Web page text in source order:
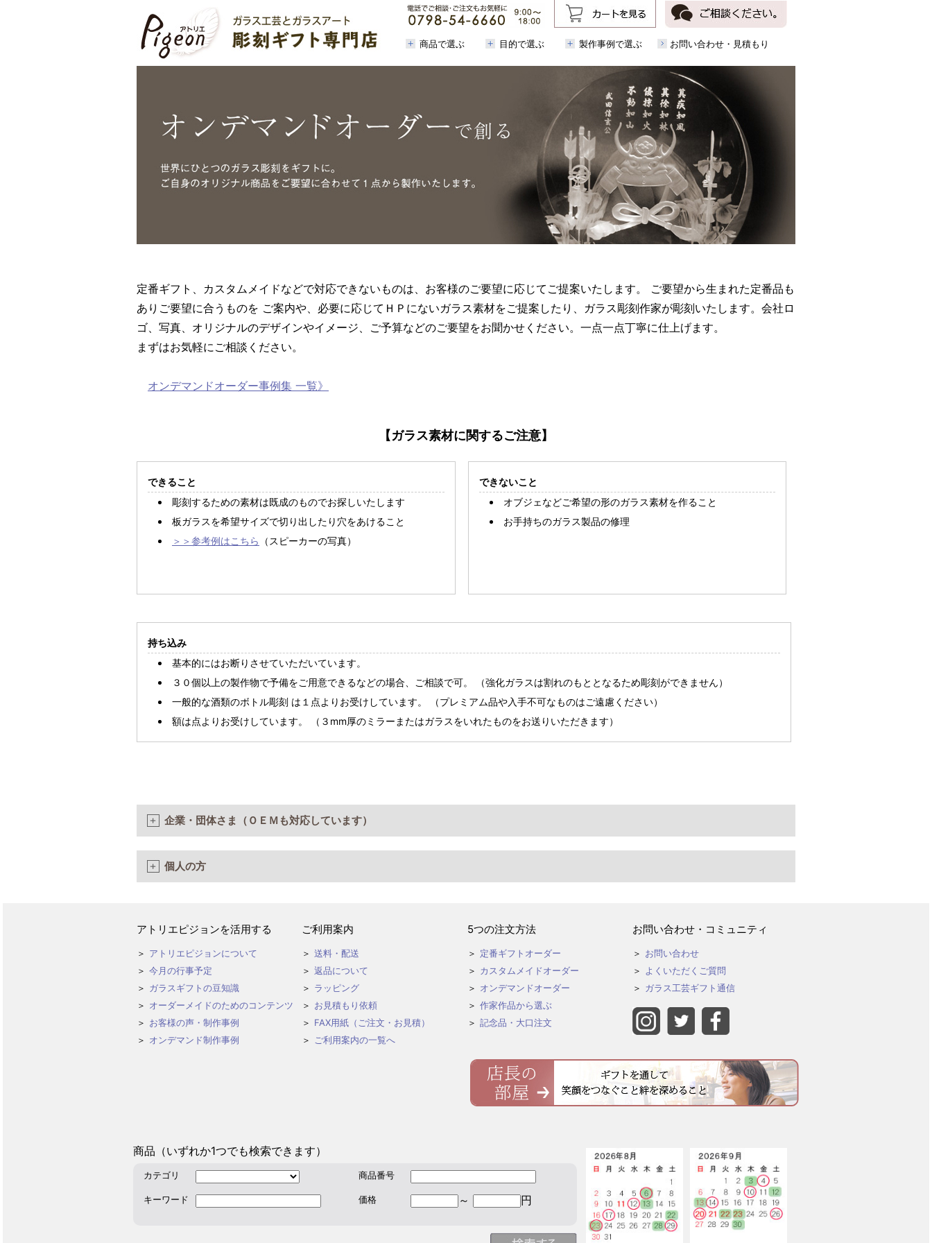
商品で選ぶ 目的で選ぶ 製作事例で選ぶ お問い合わせ・見積もり
定番ギフト、カスタムメイドなどで対応できないものは、お客様のご要望に応じてご提案いたします。 ご要望から生まれた定番品も
ありご要望に合うものを ご案内や、必要に応じてＨＰにないガラス素材をご提案したり、ガラス彫刻作家が彫刻いたします。会社ロ
ゴ、写真、オリジナルのデザインやイメージ、ご予算などのご要望をお聞かせください。一点一点丁寧に仕上げます。
まずはお気軽にご相談ください。
オンデマンドオーダー事例集 一覧》
【ガラス素材に関するご注意】
できること
彫刻するための素材は既成のものでお探しいたします
板ガラスを希望サイズで切り出したり穴をあけること
＞＞参考例はこちら
（スピーカーの写真）
できないこと
オブジェなどご希望の形のガラス素材を作ること
お手持ちのガラス製品の修理
持ち込み
基本的にはお断りさせていただいています。
３０個以上の製作物で予備をご用意できるなどの場合、ご相談で可。 （強化ガラスは割れのもととなるため彫刻ができません）
一般的な酒類のボトル彫刻 は１点よりお受けしています。 （プレミアム品や入手不可なものはご遠慮ください）
額は点よりお受けしています。 （３mm厚のミラーまたはガラスをいれたものをお送りいただきます）
企業・団体さま（ＯＥＭも対応しています）
個人の方
アトリエピジョンを活用する
アトリエピジョンについて
今月の行事予定
ガラスギフトの豆知識
オーダーメイドのためのコンテンツ
お客様の声・制作事例
オンデマンド制作事例
ご利用案内
送料・配送
返品について
ラッピング
お見積もり依頼
FAX用紙（ご注文・お見積）
ご利用案内の一覧へ
5つの注文方法
定番ギフトオーダー
カスタムメイドオーダー
オンデマンドオーダー
作家作品から選ぶ
記念品・大口注文
お問い合わせ・コミュニティ
お問い合わせ
よくいただくご質問
ガラス工芸ギフト通信
商品（いずれか1つでも検索できます）
カテゴリ 商品番号
キーワード 価格 ～ 円